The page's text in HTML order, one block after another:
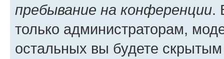
пребывание на конференции.
только администраторам,
остальных вы будете